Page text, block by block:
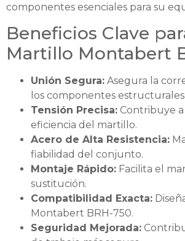
componentes esenciales para su
Beneficios Clave
Martillo Montabert
Unión Segura: Asegura la
los componentes estructurales.
Tensión Precisa: Contribuye
eficiencia del martillo.
Acero de Alta Resistencia:
fiabilidad del conjunto.
Montaje Rápido: Facilita el
sustitución.
Compatibilidad Exacta:
Montabert BRH-750.
Seguridad Mejorada: